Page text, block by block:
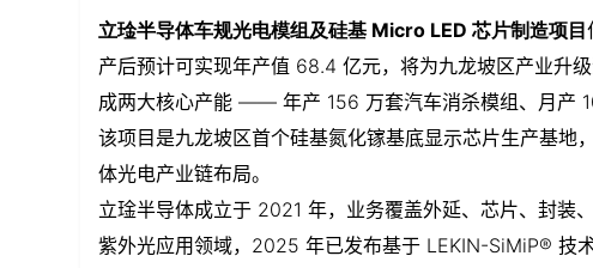
立琻半导体车规光电模组及硅基 Micro LED 芯片制造项目
产后预计可实现年产值 68.4 亿元，将为九龙坡区产业升级
成两大核心产能 —— 年产 156 万套汽车消杀模组、月产
该项目是九龙坡区首个硅基氮化镓基底显示芯片生产基地
体光电产业链布局。
立琻半导体成立于 2021 年，业务覆盖外延、芯片、封装
紫外光应用领域，2025 年已发布基于 LEKIN-SiMiP® 技